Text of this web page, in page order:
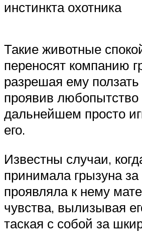
инстинкта охотника
Такие животные
переносят компанию
разрешая ему
проявив любопытство
дальнейшем просто
его.
Известны случаи,
принимала грызуна за
проявляла к нему
чувства, вылизывая
таская с собой за